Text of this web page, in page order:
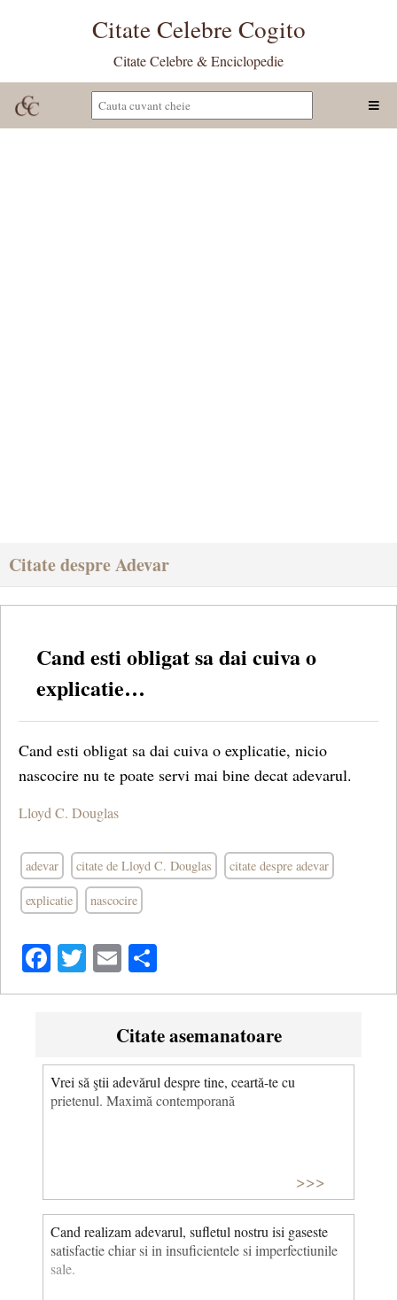
Citate Celebre Cogito
Citate Celebre & Enciclopedie
Citate despre Adevar
Cand esti obligat sa dai cuiva o
explicatie…
Cand esti obligat sa dai cuiva o explicatie, nicio
nascocire nu te poate servi mai bine decat adevarul.
Lloyd C. Douglas
adevar citate de Lloyd C. Douglas citate despre adevar
explicatie nascocire
Facebook
Twitter
Email
Citate asemanatoare
Vrei să ştii adevărul despre tine, ceartă-te cu
prietenul. Maximă contemporană
>>>
Cand realizam adevarul, sufletul nostru isi gaseste
satisfactie chiar si in insuficientele si imperfectiunile
sale.